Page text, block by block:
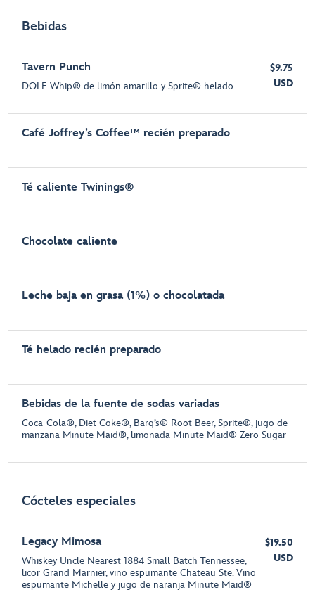
Bebidas
Tavern Punch
DOLE Whip® de limón amarillo y Sprite® helado
$9.75
USD
Café Joffrey’s Coffee™ recién preparado
Té caliente Twinings®
Chocolate caliente
Leche baja en grasa (1%) o chocolatada
Té helado recién preparado
Bebidas de la fuente de sodas variadas
Coca-Cola®, Diet Coke®, Barq’s® Root Beer, Sprite®, jugo de
manzana Minute Maid®, limonada Minute Maid® Zero Sugar
Cócteles especiales
Legacy Mimosa
Whiskey Uncle Nearest 1884 Small Batch Tennessee,
licor Grand Marnier, vino espumante Chateau Ste. Vino
espumante Michelle y jugo de naranja Minute Maid®
$19.50
USD